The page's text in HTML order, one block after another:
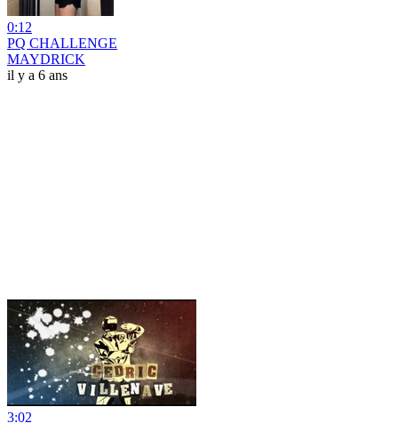
0:12
PQ CHALLENGE
MAYDRICK
il y a 6 ans
3:02